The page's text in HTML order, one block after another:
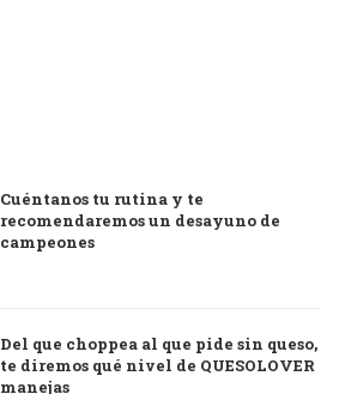
Cuéntanos tu rutina y te
recomendaremos un desayuno de
campeones
Del que choppea al que pide sin queso,
te diremos qué nivel de QUESOLOVER
manejas